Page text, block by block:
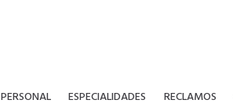
PERSONAL ESPECIALIDADES RECLAMOS